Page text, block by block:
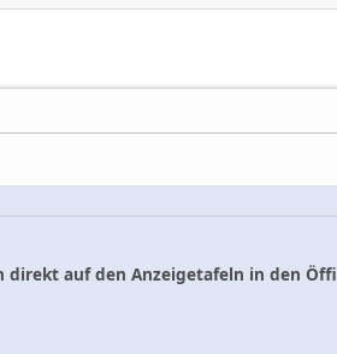
direkt auf den Anzeigetafeln in den